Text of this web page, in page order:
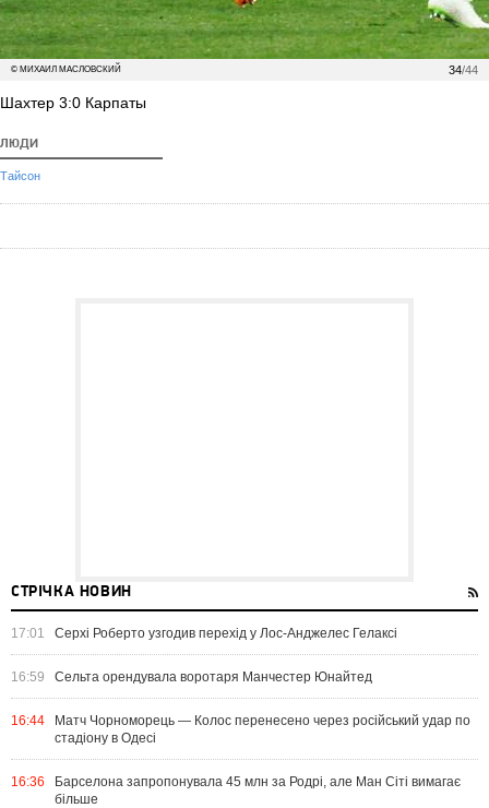
34/44
© МИХАИЛ МАСЛОВСКИЙ
Шахтер 3:0 Карпаты
ЛЮДИ
Тайсон
СТРІЧКА НОВИН
17:01 Серхі Роберто узгодив перехід у Лос-Анджелес Гелаксі
16:59 Сельта орендувала воротаря Манчестер Юнайтед
16:44
Матч Чорноморець — Колос перенесено через російський удар по
стадіону в Одесі
16:36
Барселона запропонувала 45 млн за Родрі, але Ман Сіті вимагає
більше